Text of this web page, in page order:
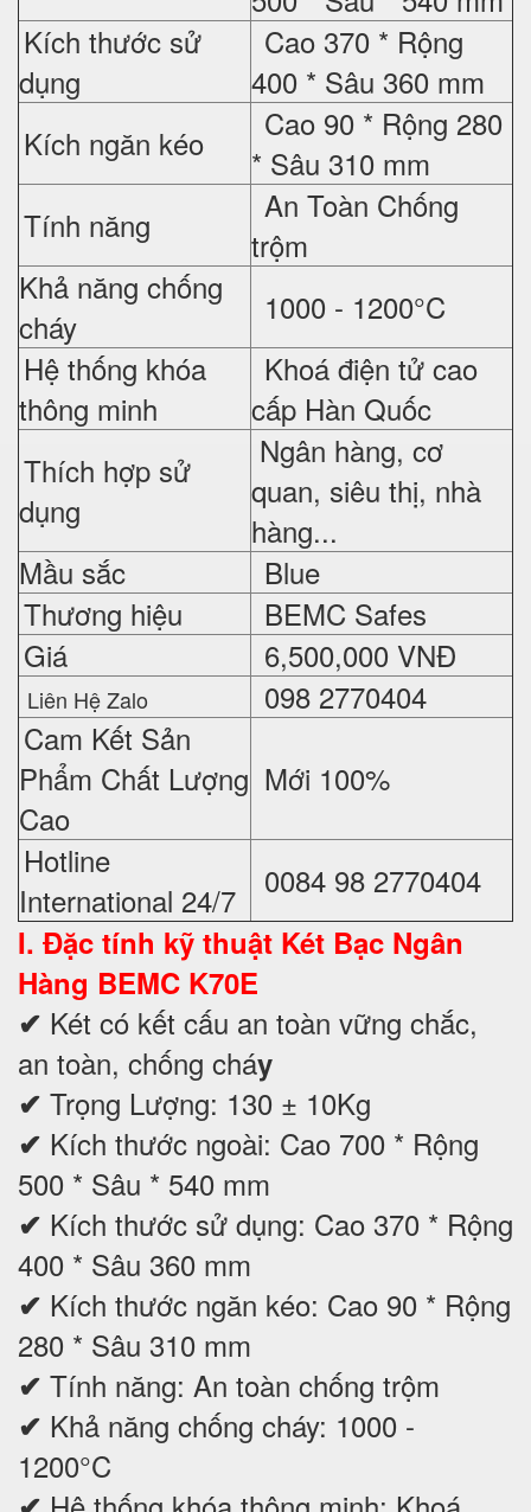
Kích thước sử
dụng
Cao 370 * Rộng
400 * Sâu 360 mm
Kích ngăn kéo
Cao 90 * Rộng 280
* Sâu 310 mm
Tính năng
An Toàn Chống
trộm
Khả năng chống
cháy
1000 - 1200°C
Hệ thống khóa
thông minh
Khoá điện tử cao
cấp Hàn Quốc
Thích hợp sử
dụng
Ngân hàng, cơ
quan, siêu thị, nhà
hàng...
Mầu sắc
Blue
Thương hiệu
BEMC Safes
Giá
6,500,000 VNĐ
Liên Hệ Zalo
098 2770404
Cam Kết Sản
Phẩm Chất Lượng
Cao
Mới 100%
Hotline
International 24/7
0084 98 2770404
I. Đặc tính kỹ thuật Két Bạc Ngân
Hàng BEMC K70E
✔ Két có kết cấu an toàn vững chắc,
an toàn, chống cháy
✔ Trọng Lượng: 130 ± 10Kg
✔ Kích thước ngoài: Cao 700 * Rộng
500 * Sâu * 540 mm
✔ Kích thước sử dụng: Cao 370 * Rộng
400 * Sâu 360 mm
✔ Kích thước ngăn kéo: Cao 90 * Rộng
280 * Sâu 310 mm
✔ Tính năng: An toàn chống trộm
✔ Khả năng chống cháy: 1000 -
1200°C